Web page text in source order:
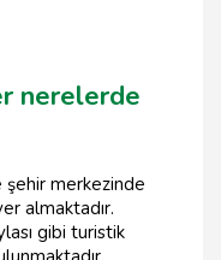
nerelerde
merkezinde
almaktadır.
gibi turistik